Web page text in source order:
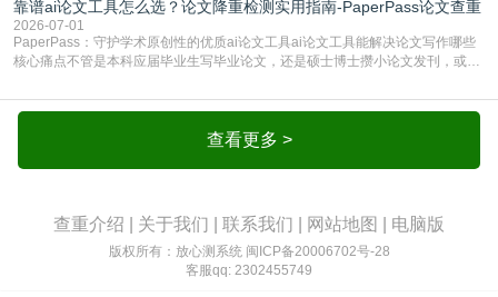
一抓一个准，整段飘红。研究背景、意义和方法描述也是不可避免，比如“本文采
用问卷调查法““运用SPSS软件进行数据分
靠谱ai论文工具怎么选？论文降重检测实用指南-PaperPass论文查重
2026-07-01
PaperPass：守护学术原创性的优质ai论文工具ai论文工具能解决论文写作哪些
核心痛点不管是本科应届毕业生写毕业论文，还是硕士博士攒小论文发刊，或是
自己逐句读逐句改，熬好几个大夜不说，还经常改不到点上，交上去才发现重复
率超标，再返工太折腾。现在有了成熟的ai论文工具，这些痛点基本都能高效解
决。靠谱的ai论文工具，不止能帮你梳查看更多 >
查重介绍 关于我们 联系我们 网站地图 电脑版
版权所有：放心测系统 闽ICP备20006702号-28
客服qq: 2302455749